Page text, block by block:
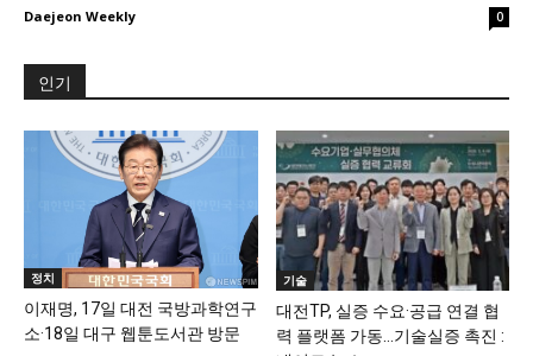
Daejeon Weekly 0
인기
정치
이재명, 17일 대전 국방과학연구
소·18일 대구 웹툰도서관 방문
기술
대전TP, 실증 수요·공급 연결 협
력 플랫폼 가동…기술실증 촉진 :